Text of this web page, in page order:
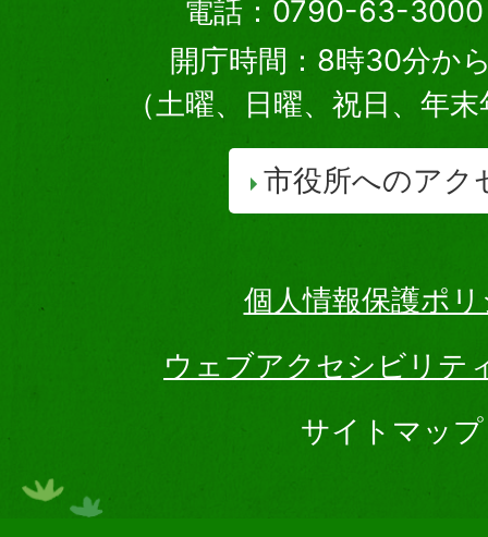
電話：0790-63-3000
開庁時間：8時30分か
（土曜、日曜、祝日、年
市役所へのアク
個人情報保護ポ
ウェブアクセシビリテ
サイトマップ